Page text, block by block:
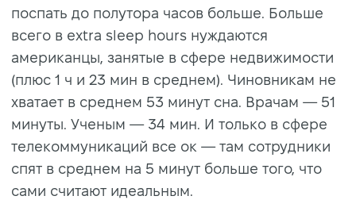
поспать до полутора часов больше. Больше
всего в extra sleep hours нуждаются
американцы, занятые в сфере недвижимости
(плюс 1 ч и 23 мин в среднем). Чиновникам не
хватает в среднем 53 минут сна. Врачам — 51
минуты. Ученым — 34 мин. И только в сфере
телекоммуникаций все ок — там сотрудники
спят в среднем на 5 минут больше того, что
сами считают идеальным.